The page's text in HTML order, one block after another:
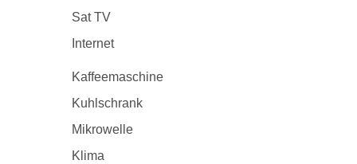
Sat TV
Internet
Kaffeemaschine
Kuhlschrank
Mikrowelle
Klima